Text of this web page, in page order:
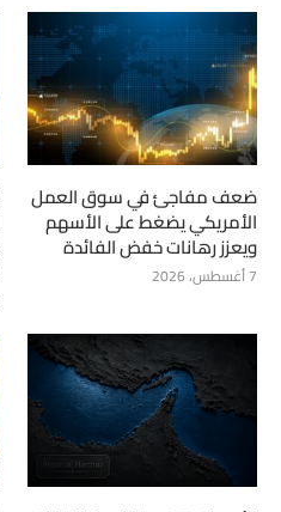
ضعف مفاجئ في سوق العمل
الأمريكي يضغط على الأسهم
ويعزز رهانات خفض الفائدة
7 أغسطس، 2026